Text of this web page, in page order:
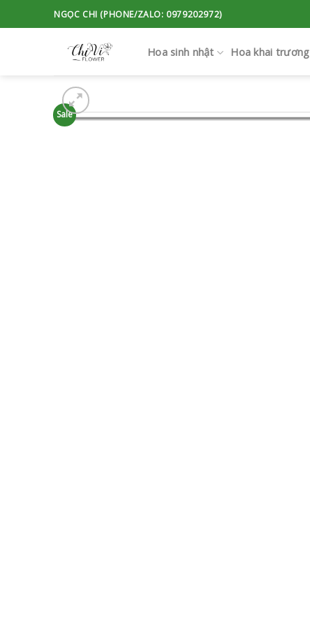
to
NGỌC CHI (PHONE/ZALO: 0979202972)
Hoa sinh nhật Hoa khai trương
Sale